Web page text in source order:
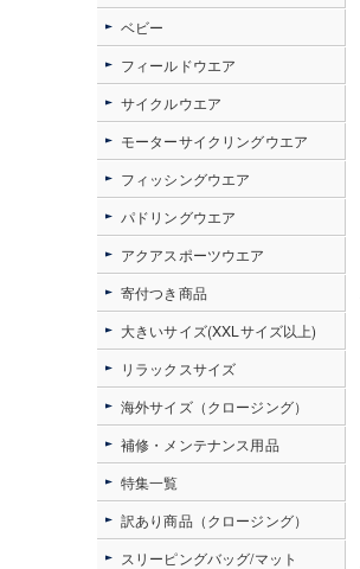
ベビー
フィールドウエア
サイクルウエア
モーターサイクリングウエア
フィッシングウエア
パドリングウエア
アクアスポーツウエア
寄付つき商品
大きいサイズ(XXLサイズ以上)
リラックスサイズ
海外サイズ（クロージング）
補修・メンテナンス用品
特集一覧
訳あり商品（クロージング）
スリーピングバッグ/マット